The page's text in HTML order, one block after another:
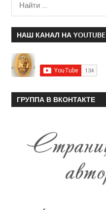
НАШ КАНАЛ НА YOUTUBE
ГРУППА В ВКОНТАКТЕ